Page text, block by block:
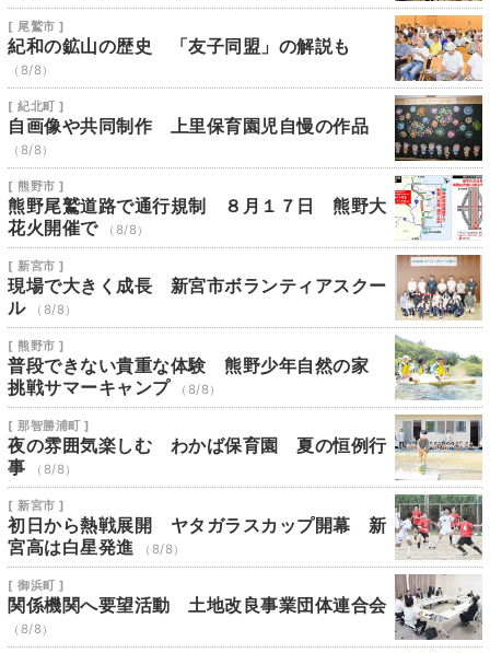
[ 尾鷲市 ]
紀和の鉱山の歴史 「友子同盟」の解説も
（8/8）
[ 紀北町 ]
自画像や共同制作 上里保育園児自慢の作品
（8/8）
[ 熊野市 ]
熊野尾鷲道路で通行規制 ８月１７日 熊野大
花火開催で
（8/8）
[ 新宮市 ]
現場で大きく成長 新宮市ボランティアスクー
ル
（8/8）
[ 熊野市 ]
普段できない貴重な体験 熊野少年自然の家
挑戦サマーキャンプ
（8/8）
[ 那智勝浦町 ]
夜の雰囲気楽しむ わかば保育園 夏の恒例行
事
（8/8）
[ 新宮市 ]
初日から熱戦展開 ヤタガラスカップ開幕 新
宮高は白星発進
（8/8）
[ 御浜町 ]
関係機関へ要望活動 土地改良事業団体連合会
（8/8）